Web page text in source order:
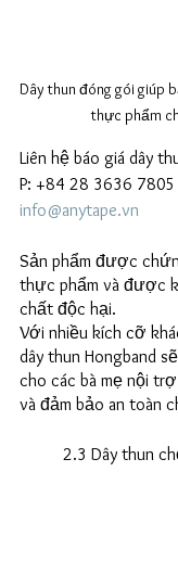
Dây thun đóng gói giúp
thực phẩm
Liên hệ báo giá dây
P: +84 28 3636 7805
info@anytape.vn
Sản phẩm được
thực phẩm và được
chất độc hại.
Với nhiều kích cỡ
dây thun Hongband
cho các bà mẹ nội
và đảm bảo an toàn
2.3 Dây thun